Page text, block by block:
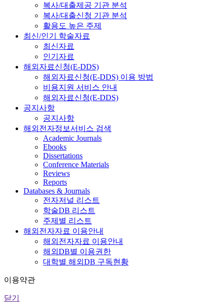
복사/대출제공 기관 분석
복사/대출신청 기관 분석
활용도 높은 주제
최신/인기 학술자료
최신자료
인기자료
해외자료신청(E-DDS)
해외자료신청(E-DDS) 이용 방법
비용지원 서비스 안내
해외자료신청(E-DDS)
공지사항
공지사항
해외전자정보서비스 검색
Academic Journals
Ebooks
Dissertations
Conference Materials
Reviews
Reports
Databases & Journals
전자저널 리스트
학술DB 리스트
주제별 리스트
해외전자자료 이용안내
해외전자자료 이용안내
해외DB별 이용권한
대학별 해외DB 구독현황
이용약관
닫기